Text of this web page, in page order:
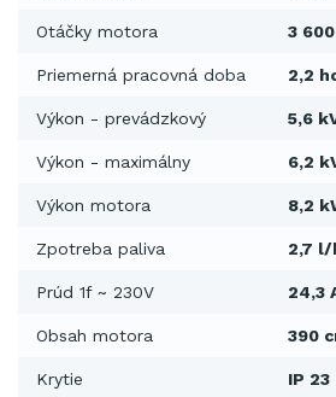
Otáčky motora 3
Priemerná pracovná doba 2,2
Výkon - prevádzkový 5,6
Výkon - maximálny 6,2
Výkon motora 8,2
Zpotreba paliva 2,7 l/
Prúd 1f ~ 230V 24,3
Obsah motora 390
Krytie IP 23